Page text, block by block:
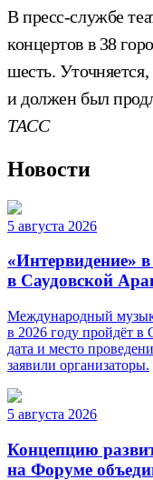
В пресс-службе
концертов в 38
шесть.
и должен был
ТАСС
Новости
5 августа 2026
«Интервидение»
в Саудовской
Международный
в 2026 году пройдёт в
дата и место
заявили организаторы.
5 августа 2026
Концепцию
на Форуме